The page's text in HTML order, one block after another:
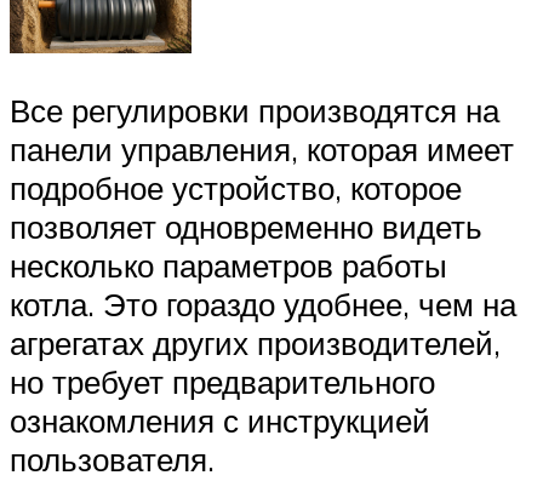
Все регулировки производятся на
панели управления, которая имеет
подробное устройство, которое
позволяет одновременно видеть
несколько параметров работы
котла. Это гораздо удобнее, чем на
агрегатах других производителей,
но требует предварительного
ознакомления с инструкцией
пользователя.